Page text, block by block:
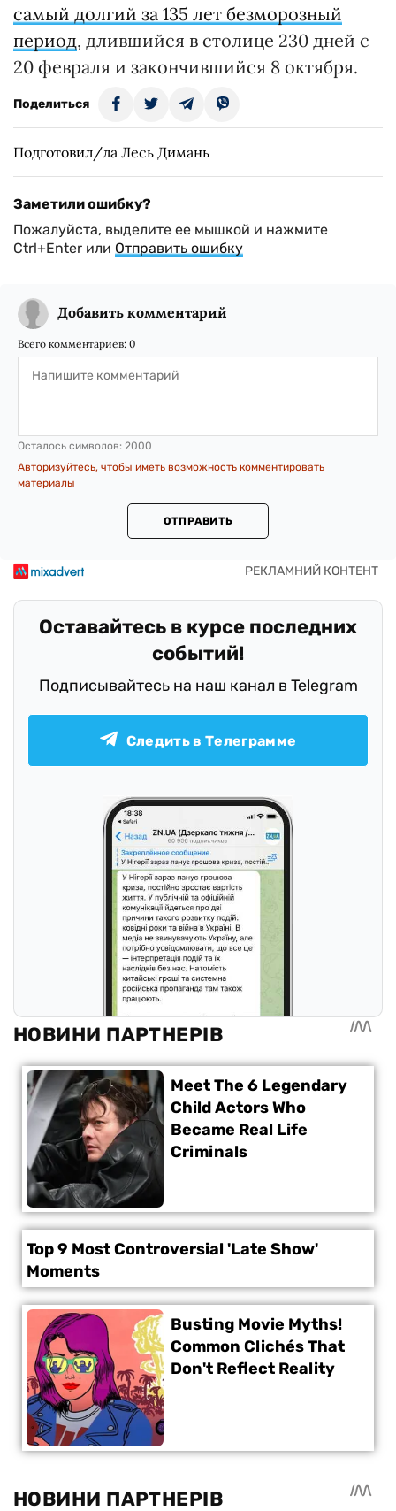
самый долгий за 135 лет безморозный
период, длившийся в столице 230 дней с
20 февраля и закончившийся 8 октября.
Поделиться
Подготовил/ла Лесь Димань
Заметили ошибку?
Пожалуйста, выделите ее мышкой и нажмите
Ctrl+Enter или Отправить ошибку
Добавить комментарий
Всего комментариев: 0
Осталось символов: 2000
Авторизуйтесь, чтобы иметь возможность комментировать
материалы
ОТПРАВИТЬ
Оставайтесь в курсе последних
событий!
Подписывайтесь на наш канал в Telegram
Следить в Телеграмме